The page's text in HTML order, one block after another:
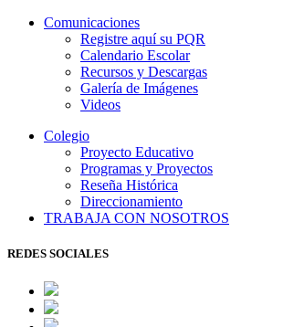
Comunicaciones
Registre aquí su PQR
Calendario Escolar
Recursos y Descargas
Galería de Imágenes
Videos
Colegio
Proyecto Educativo
Programas y Proyectos
Reseña Histórica
Direccionamiento
TRABAJA CON NOSOTROS
REDES SOCIALES